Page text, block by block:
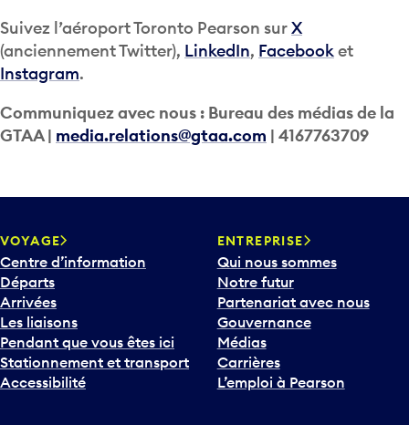
Suivez l’aéroport Toronto Pearson surX
(anciennement Twitter), LinkedIn, Facebooket
Instagram.
Communiquez avec nous : Bureau des médias de la
GTAA | media.relations@gtaa.com | 4167763709
VOYAGE
Centre d’information
Départs
Arrivées
Les liaisons
Pendant que vous êtes ici
Stationnement et transport
Accessibilité
ENTREPRISE
Qui nous sommes
Notre futur
Partenariat avec nous
Gouvernance
Médias
Carrières
L’emploi à Pearson